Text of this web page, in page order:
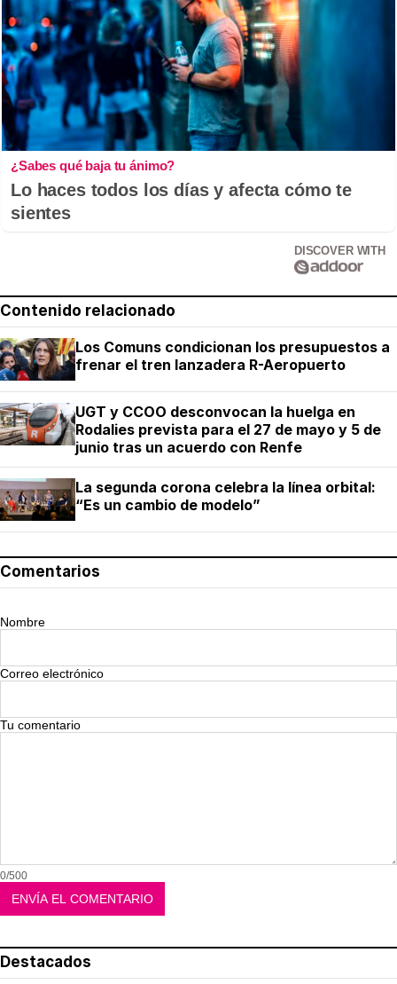
¿Sabes qué baja tu ánimo?
Lo haces todos los días y afecta cómo te
sientes
DISCOVER WITH
Contenido relacionado
Los Comuns condicionan los presupuestos a
frenar el tren lanzadera R-Aeropuerto
UGT y CCOO desconvocan la huelga en
Rodalies prevista para el 27 de mayo y 5 de
junio tras un acuerdo con Renfe
La segunda corona celebra la línea orbital:
“Es un cambio de modelo”
Comentarios
Nombre
Correo electrónico
Tu comentario
0/500
Destacados